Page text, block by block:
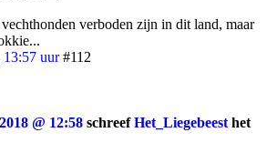
verboden zijn in dit land, maar
13:57 uur #112
@ 12:58 schreefHet_Liegebeest het